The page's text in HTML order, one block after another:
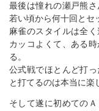
最後は憧れの瀬戸熊
若い頃から何十回とセ
麻雀のスタイルは全
カッコよくて、ある
る。
公式戦でほとんど打
と打てるのは本当に楽
そして遂に初めての